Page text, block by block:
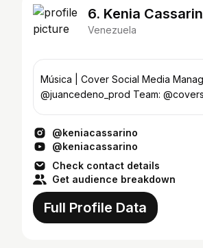
6. Kenia
Venezuela
Música | Cover Social Media Manager:
@juancedeno_prod
@keniacassarino
@keniacassarino
Check contact details
Get audience breakdown
Full Profile Data